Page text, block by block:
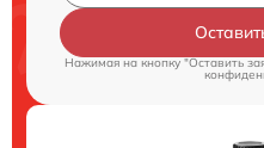
Нажимая на кнопку "Оставить